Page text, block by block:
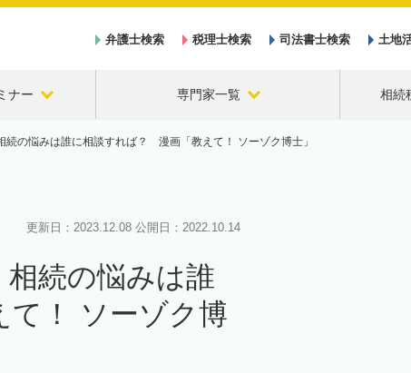
弁護士検索 税理士検索 司法書士検索 土地
ナー 専門家一覧 相続
の悩みは誰に相談すれば？ 漫画「教えて！ ソーゾク博士」
更新日： 2023.12.08 公開日： 2022.10.14
続の悩みは誰
！ ソーゾク博